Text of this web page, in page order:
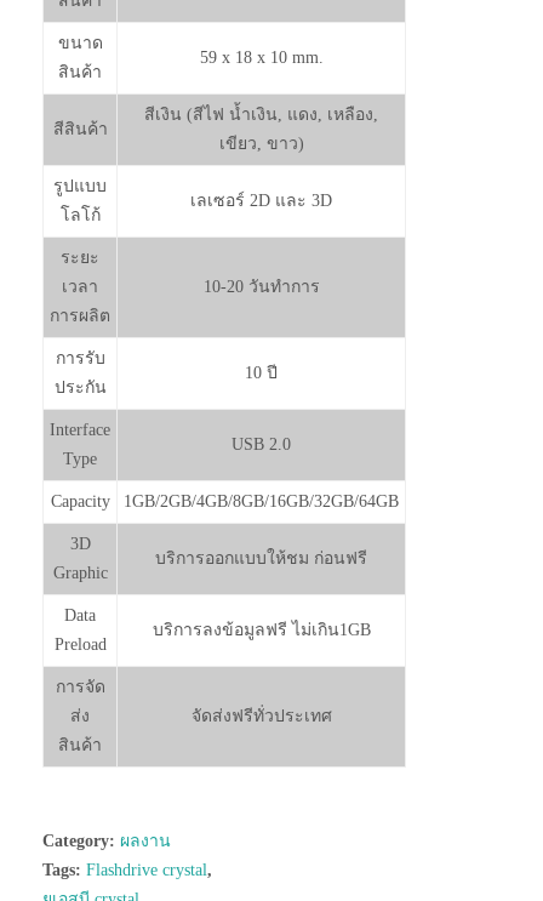
ขนาด
สินค้า
59 x 18 x 10 mm.
สีสินค้า
สีเงิน (สีไฟ น้ำเงิน, แดง, เหลือง,
เขียว, ขาว)
รูปแบบ
โลโก้
เลเซอร์ 2D และ 3D
ระยะ
เวลา
การผลิต
10-20 วันทำการ
การรับ
ประกัน
10 ปี
Interface
Type
USB 2.0
Capacity 1GB/2GB/4GB/8GB/16GB/32GB/64GB
3D
Graphic
บริการออกแบบให้ชม ก่อนฟรี
Data
Preload
บริการลงข้อมูลฟรี ไม่เกิน1GB
การจัด
ส่ง
สินค้า
จัดส่งฟรีทั่วประเทศ
Category: ผลงาน
Tags: Flashdrive crystal,